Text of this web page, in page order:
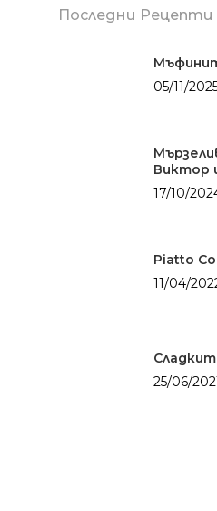
Последни Рецепти
05/11/
Виктор
17/10/
Piatto
11/04/
25/06/